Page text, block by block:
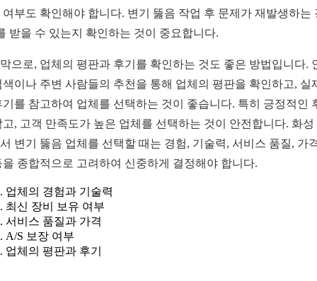
여부도 확인해야 합니다. 변기 뚫음 작업 후 문제가 재발생하는
받을 수 있는지 확인하는 것이 중요합니다.
으로, 업체의 평판과 후기를 확인하는 것도 좋은 방법입니다.
색이나 주변 사람들의 추천을 통해 업체의 평판을 확인하고, 실
기를 참고하여 업체를 선택하는 것이 좋습니다. 특히 긍정적인
고, 고객 만족도가 높은 업체를 선택하는 것이 안전합니다. 화성
변기 뚫음 업체를 선택할 때는 경험, 기술력, 서비스 품질, 가
을 종합적으로 고려하여 신중하게 결정해야 합니다.
업체의 경험과 기술력
최신 장비 보유 여부
서비스 품질과 가격
A/S 보장 여부
업체의 평판과 후기